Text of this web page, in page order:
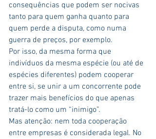
consequências que podem ser nocivas
tanto para quem ganha quanto para
quem perde a disputa, como numa
guerra de preços, por exemplo.
Por isso, da mesma forma que
indivíduos da mesma espécie (ou até de
espécies diferentes) podem cooperar
entre si, se unir a um concorrente pode
trazer mais benefícios do que apenas
tratá-lo como um “inimigo”.
Mas atenção: nem toda cooperação
entre empresas é considerada legal. No